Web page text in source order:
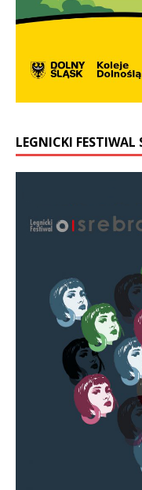
LEGNICKI FESTIWAL